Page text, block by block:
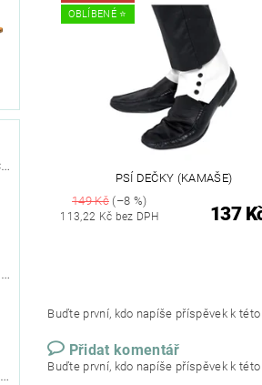
Dámský kostým Jeptiška s čepcem
Hana Podborská TRIXIE
Michaela Škovranová
OBLÍBENÉ ⭐️
PSÍ DEČKY (KAMAŠE)
149 Kč (–8 %)
113,22 Kč bez DPH 137
Buďte první, kdo napíše příspěvek k této
Přidat komentář
Buďte první, kdo napíše příspěvek k této